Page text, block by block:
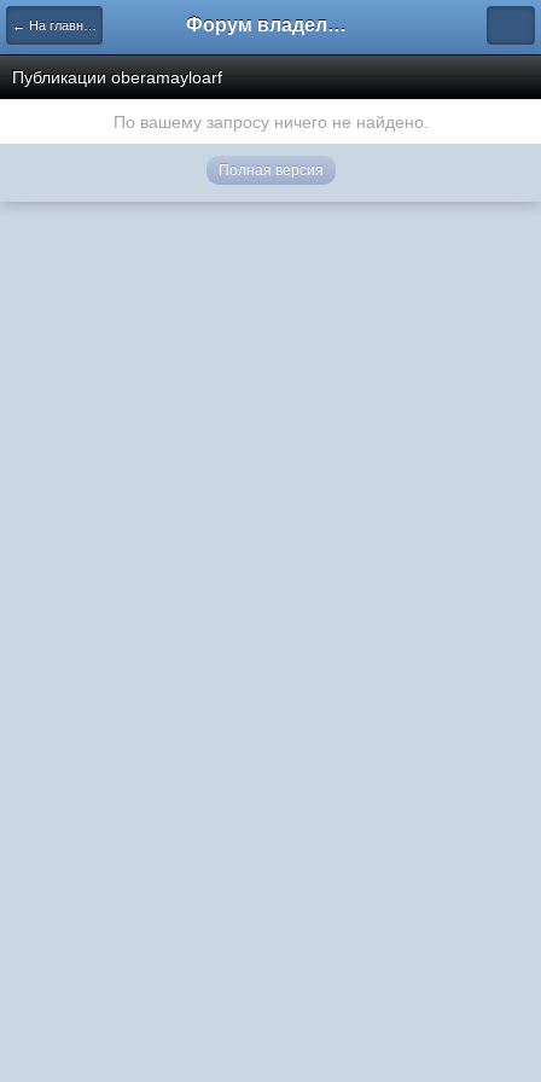
← На главную Форум владельцев интернет-магазинов
Публикации oberamayloarf
По вашему запросу ничего не найдено.
Полная версия